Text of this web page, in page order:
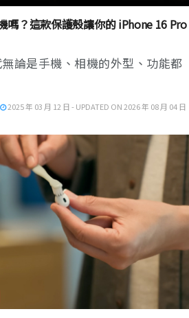
嗎？這款保護殼讓你的 iPhone 16 Pro
論是手機、相機的外型、功能都
2025 年 03 月 12 日 - UPDATED ON 2026 年 08 月 04 日